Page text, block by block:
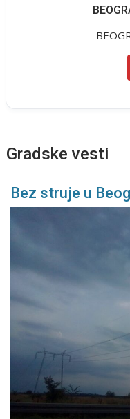
Gradske vesti
Bez struje u